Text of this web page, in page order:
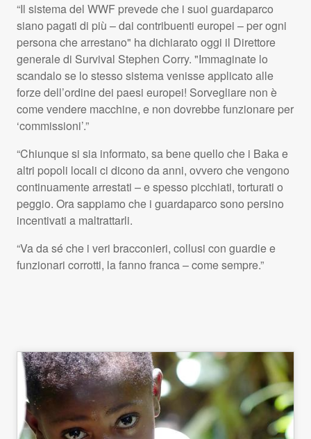
“Il sistema del WWF prevede che i suoi guardaparco
siano pagati di più – dai contribuenti europei – per ogni
persona che arrestano" ha dichiarato oggi il Direttore
generale di Survival Stephen Corry. "Immaginate lo
scandalo se lo stesso sistema venisse applicato alle
forze dell’ordine dei paesi europei! Sorvegliare non è
come vendere macchine, e non dovrebbe funzionare per
‘commissioni’.”
“Chiunque si sia informato, sa bene quello che i Baka e
altri popoli locali ci dicono da anni, ovvero che vengono
continuamente arrestati – e spesso picchiati, torturati o
peggio. Ora sappiamo che i guardaparco sono persino
incentivati a maltrattarli.
“Va da sé che i veri bracconieri, collusi con guardie e
funzionari corrotti, la fanno franca – come sempre.”